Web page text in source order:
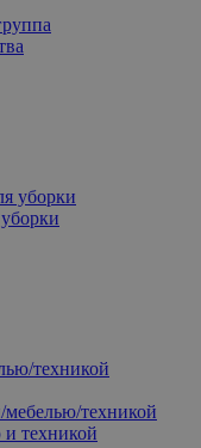
уборки
техникой
мебелью/техникой
и техникой